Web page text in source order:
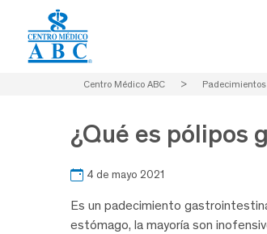
Centro Médico ABC > Padecimientos
¿Qué es pólipos
4 de mayo 2021
Es un padecimiento
estómago, la mayoría son